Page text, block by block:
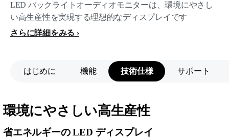
LED バックライトオーディオモニターは、環境にやさし
い高生産性を実現する理想的なディスプレイです
さらに詳細をみる
はじめに 機能 技術仕様 サポート
環境にやさしい高生産性
省エネルギーの LED ディスプレイ